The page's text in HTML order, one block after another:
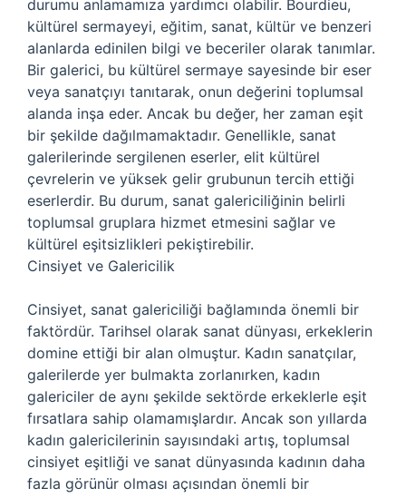
durumu anlamamıza yardımcı olabilir. Bourdieu,
kültürel sermayeyi, eğitim, sanat, kültür ve benzeri
alanlarda edinilen bilgi ve beceriler olarak tanımlar.
Bir galerici, bu kültürel sermaye sayesinde bir eser
veya sanatçıyı tanıtarak, onun değerini toplumsal
alanda inşa eder. Ancak bu değer, her zaman eşit
bir şekilde dağılmamaktadır. Genellikle, sanat
galerilerinde sergilenen eserler, elit kültürel
çevrelerin ve yüksek gelir grubunun tercih ettiği
eserlerdir. Bu durum, sanat galericiliğinin belirli
toplumsal gruplara hizmet etmesini sağlar ve
kültürel eşitsizlikleri pekiştirebilir.
Cinsiyet ve Galericilik
Cinsiyet, sanat galericiliği bağlamında önemli bir
faktördür. Tarihsel olarak sanat dünyası, erkeklerin
domine ettiği bir alan olmuştur. Kadın sanatçılar,
galerilerde yer bulmakta zorlanırken, kadın
galericiler de aynı şekilde sektörde erkeklerle eşit
fırsatlara sahip olamamışlardır. Ancak son yıllarda
kadın galericilerinin sayısındaki artış, toplumsal
cinsiyet eşitliği ve sanat dünyasında kadının daha
fazla görünür olması açısından önemli bir